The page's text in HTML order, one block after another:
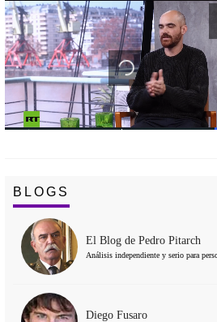
BLOGS
El Blog de Pedro Pitarch
Análisis independiente y serio para
Diego Fusaro